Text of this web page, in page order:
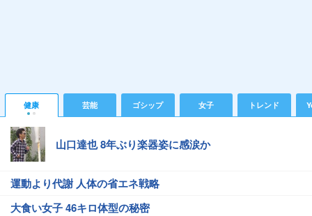
健康 芸能 ゴシップ 女子 トレンド
山口達也 8年ぶり楽器姿に感涙か
運動より代謝 人体の省エネ戦略
大食い女子 46キロ体型の秘密